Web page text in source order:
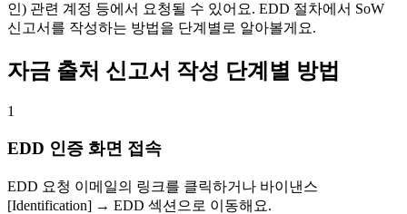
인) 관련 계정 등에서 요청될 수 있어요. EDD 절차에서 SoW
신고서를 작성하는 방법을 단계별로 알아볼게요.
자금 출처 신고서 작성 단계별 방법
1
EDD 인증 화면 접속
EDD 요청 이메일의 링크를 클릭하거나 바이낸스
[Identification] → EDD 섹션으로 이동해요.